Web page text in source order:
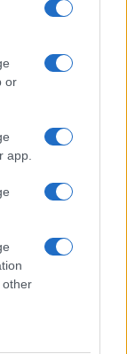
or
app.
other
žaljivimi,
bodo